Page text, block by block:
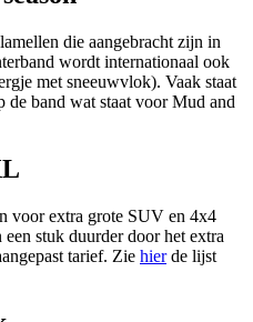
die aangebracht zijn in
wordt internationaal ook
met sneeuwvlok). Vaak staat
band wat staat voor Mud and
voor extra grote SUV en 4x4
stuk duurder door het extra
tarief. Zie hierde lijst